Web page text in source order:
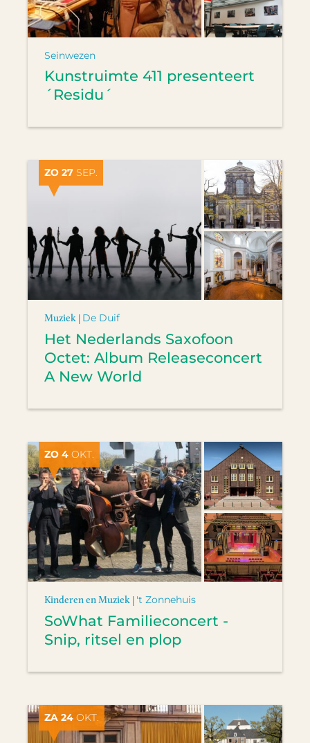
Seinwezen
Kunstruimte 411 presenteert
´Residu´
ZO 27 SEP.
Muziek | De Duif
Het Nederlands Saxofoon
Octet: Album Releaseconcert
A New World
ZO 4 OKT.
Kinderen en Muziek | 't Zonnehuis
SoWhat Familieconcert -
Snip, ritsel en plop
ZA 24 OKT.